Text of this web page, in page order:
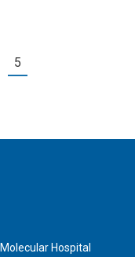
5
Hospital